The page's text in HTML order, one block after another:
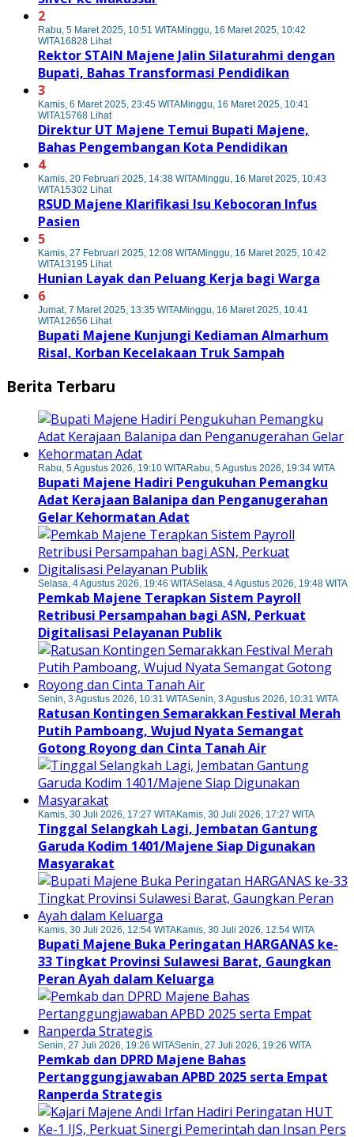
2
Rabu, 5 Maret 2025, 10:51 WITAMinggu, 16 Maret 2025, 10:42
WITA16828 Lihat
Rektor STAIN Majene Jalin Silaturahmi dengan
Bupati, Bahas Transformasi Pendidikan
3
Kamis, 6 Maret 2025, 23:45 WITAMinggu, 16 Maret 2025, 10:41
WITA15768 Lihat
Direktur UT Majene Temui Bupati Majene,
Bahas Pengembangan Kota Pendidikan
4
Kamis, 20 Februari 2025, 14:38 WITAMinggu, 16 Maret 2025, 10:43
WITA15302 Lihat
RSUD Majene Klarifikasi Isu Kebocoran Infus
Pasien
5
Kamis, 27 Februari 2025, 12:08 WITAMinggu, 16 Maret 2025, 10:42
WITA13195 Lihat
Hunian Layak dan Peluang Kerja bagi Warga
6
Jumat, 7 Maret 2025, 13:35 WITAMinggu, 16 Maret 2025, 10:41
WITA12656 Lihat
Bupati Majene Kunjungi Kediaman Almarhum
Risal, Korban Kecelakaan Truk Sampah
Berita Terbaru
Rabu, 5 Agustus 2026, 19:10 WITARabu, 5 Agustus 2026, 19:34 WITA
Bupati Majene Hadiri Pengukuhan Pemangku
Adat Kerajaan Balanipa dan Penganugerahan
Gelar Kehormatan Adat
Selasa, 4 Agustus 2026, 19:46 WITASelasa, 4 Agustus 2026, 19:48 WITA
Pemkab Majene Terapkan Sistem Payroll
Retribusi Persampahan bagi ASN, Perkuat
Digitalisasi Pelayanan Publik
Senin, 3 Agustus 2026, 10:31 WITASenin, 3 Agustus 2026, 10:31 WITA
Ratusan Kontingen Semarakkan Festival Merah
Putih Pamboang, Wujud Nyata Semangat
Gotong Royong dan Cinta Tanah Air
Kamis, 30 Juli 2026, 17:27 WITAKamis, 30 Juli 2026, 17:27 WITA
Tinggal Selangkah Lagi, Jembatan Gantung
Garuda Kodim 1401/Majene Siap Digunakan
Masyarakat
Kamis, 30 Juli 2026, 12:54 WITAKamis, 30 Juli 2026, 12:54 WITA
Bupati Majene Buka Peringatan HARGANAS ke-
33 Tingkat Provinsi Sulawesi Barat, Gaungkan
Peran Ayah dalam Keluarga
Senin, 27 Juli 2026, 19:26 WITASenin, 27 Juli 2026, 19:26 WITA
Pemkab dan DPRD Majene Bahas
Pertanggungjawaban APBD 2025 serta Empat
Ranperda Strategis